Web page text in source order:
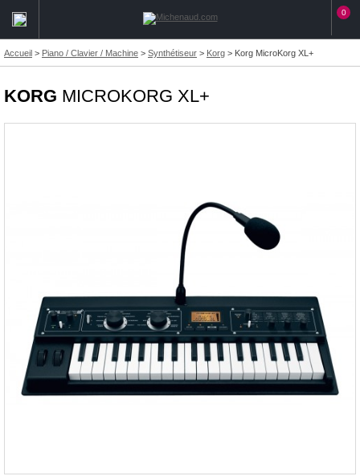
0
Accueil > Piano / Clavier / Machine > Synthétiseur > Korg > Korg MicroKorg XL+
KORG MICROKORG XL+